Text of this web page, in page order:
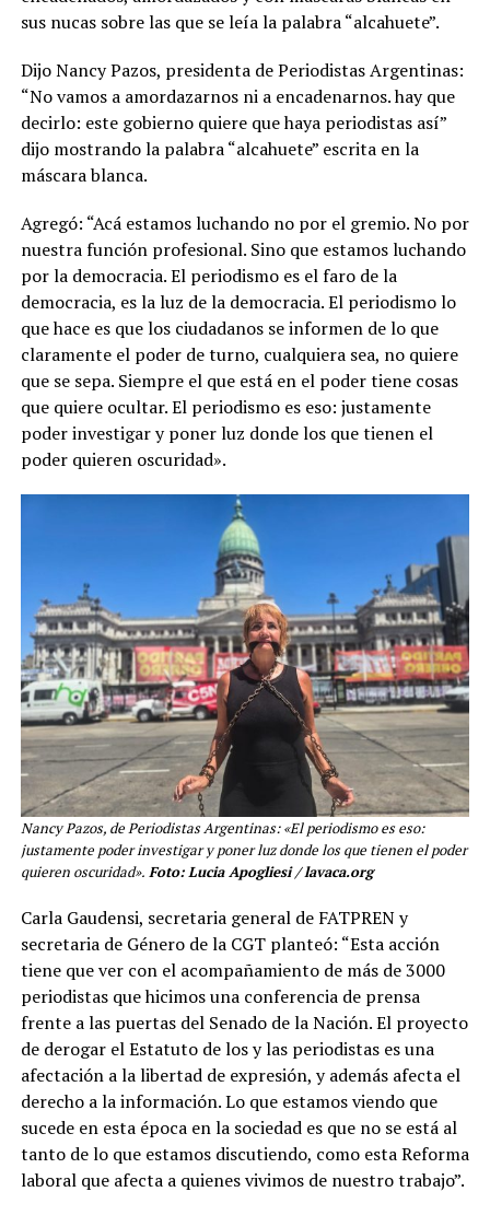
sus nucas sobre las que se leía la palabra “alcahuete”.
Dijo Nancy Pazos, presidenta de Periodistas Argentinas:
“No vamos a amordazarnos ni a encadenarnos. hay que
decirlo: este gobierno quiere que haya periodistas así”
dijo mostrando la palabra “alcahuete” escrita en la
máscara blanca.
Agregó: “Acá estamos luchando no por el gremio. No por
nuestra función profesional. Sino que estamos luchando
por la democracia. El periodismo es el faro de la
democracia, es la luz de la democracia. El periodismo lo
que hace es que los ciudadanos se informen de lo que
claramente el poder de turno, cualquiera sea, no quiere
que se sepa. Siempre el que está en el poder tiene cosas
que quiere ocultar. El periodismo es eso: justamente
poder investigar y poner luz donde los que tienen el
poder quieren oscuridad».
Nancy Pazos, de Periodistas Argentinas: «El periodismo es eso:
justamente poder investigar y poner luz donde los que tienen el poder
quieren oscuridad». Foto: Lucia Apogliesi / lavaca.org
Carla Gaudensi, secretaria general de FATPREN y
secretaria de Género de la CGT planteó: “Esta acción
tiene que ver con el acompañamiento de más de 3000
periodistas que hicimos una conferencia de prensa
frente a las puertas del Senado de la Nación. El proyecto
de derogar el Estatuto de los y las periodistas es una
afectación a la libertad de expresión, y además afecta el
derecho a la información. Lo que estamos viendo que
sucede en esta época en la sociedad es que no se está al
tanto de lo que estamos discutiendo, como esta Reforma
laboral que afecta a quienes vivimos de nuestro trabajo”.